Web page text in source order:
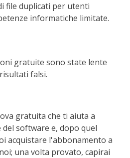
file duplicati per utenti
informatiche limitate.
gratuite sono state lente
falsi.
gratuita che ti aiuta a
software e, dopo quel
acquistare l'abbonamento a
una volta provato, capirai